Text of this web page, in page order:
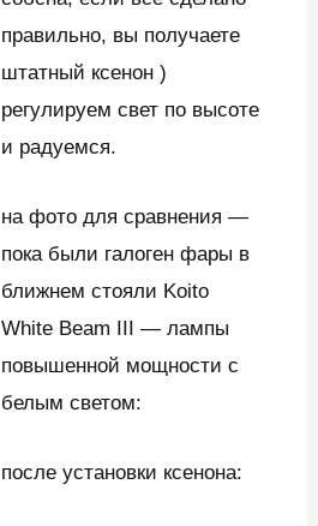
правильно, вы получаете
штатный ксенон )
регулируем свет по высоте
и радуемся.
на фото для сравнения —
пока были галоген фары в
ближнем стояли Koito
White Beam III — лампы
повышенной мощности с
белым светом:
после установки ксенона: